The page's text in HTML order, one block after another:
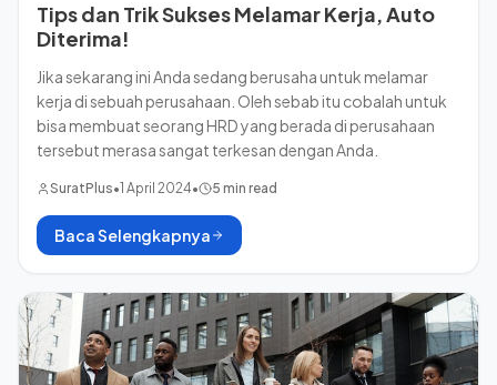
Tips dan Trik Sukses Melamar Kerja, Auto
Diterima!
Jika sekarang ini Anda sedang berusaha untuk melamar
kerja di sebuah perusahaan. Oleh sebab itu cobalah untuk
bisa membuat seorang HRD yang berada di perusahaan
tersebut merasa sangat terkesan dengan Anda.
SuratPlus•1 April 2024• 5 min read
Baca Selengkapnya